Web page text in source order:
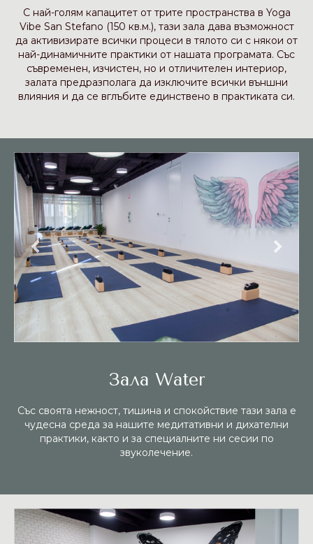
С най-голям капацитет от трите пространства в Yoga
Vibe San Stefano (150 кв.м.), тази зала дава възможност
да активизирате всички процеси в тялото си с някои от
най-динамичните практики от нашата програмата. Със
съвременен, изчистен, но и отличителен интериор,
залата предразполага да изключите всички външни
влияния и да се вглъбите единствено в практиката си.
Зала Water
Със своята нежност, тишина и спокойствие тази зала е
чудесна среда за нашите медитативни и дихателни
практики, както и за специалните ни сесии по
звуколечение.